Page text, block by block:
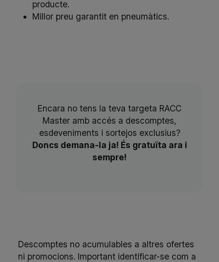
producte.
Millor preu garantit en pneumàtics.
Encara no tens la teva targeta RACC
Master amb accés a descomptes,
esdeveniments i sortejos exclusius?
Doncs demana-la ja! És gratuïta ara i
sempre!
Descomptes no acumulables a altres ofertes
ni promocions. Important identificar-se com a